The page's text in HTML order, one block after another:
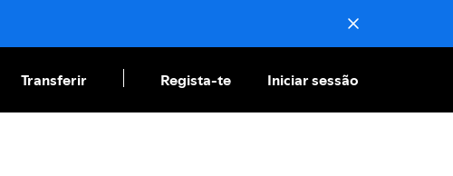
Transferir Regista-te Iniciar sessão